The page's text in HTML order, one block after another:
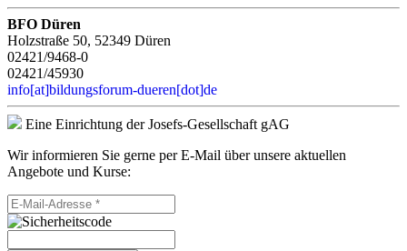
BFO Düren
Holzstraße 50, 52349 Düren
02421/9468-0
02421/45930
info[at]bildungsforum-dueren[dot]de
Eine Einrichtung der Josefs-Gesellschaft gAG
Wir informieren Sie gerne per E-Mail über unsere aktuellen
Angebote und Kurse: